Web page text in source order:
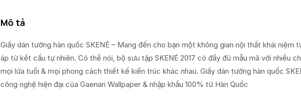
Mô tả
Giấy dán tường hàn quốc SKENÉ – Mang đến cho bạn một không gian nội thất khái niệm
áp từ kết cấu tự nhiên. Có thể nói, bộ sưu tập SKENÉ 2017 có đầy đủ mẫu mã với nhiều
mọi lứa tuổi & mọi phong cách thiết kế kiến trúc khác nhau. Giấy dán tường hàn quốc
công nghệ hiện đại của Gaenari Wallpaper & nhập khẩu 100% từ Hàn Quốc ​